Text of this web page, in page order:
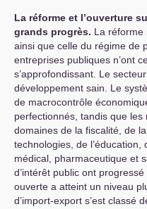
La réforme et l’ouverture
grands progrès. La réforme
ainsi que celle du régime de
entreprises publiques n’ont
s’approfondissant. Le
développement sain. Le
de macrocontrôle
perfectionnés, tandis que
domaines de la fiscalité, de
technologies, de
médical, pharmaceutique et
d’intérêt public ont
ouverte a atteint un niveau
d’import-export s’est classé